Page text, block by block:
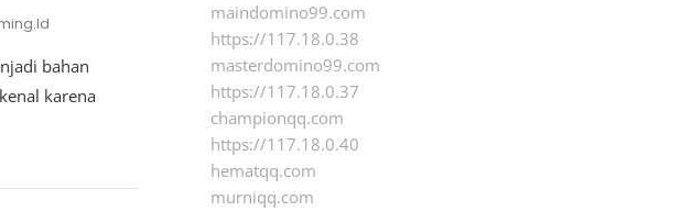
bahan
karena
maindomino99.com
https://117.18.0.38
masterdomino99.com
https://117.18.0.37
championqq.com
https://117.18.0.40
hematqq.com
murniqq.com